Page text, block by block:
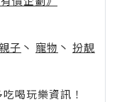
子 丶 寵物 丶 扮靚
喝玩樂資訊！